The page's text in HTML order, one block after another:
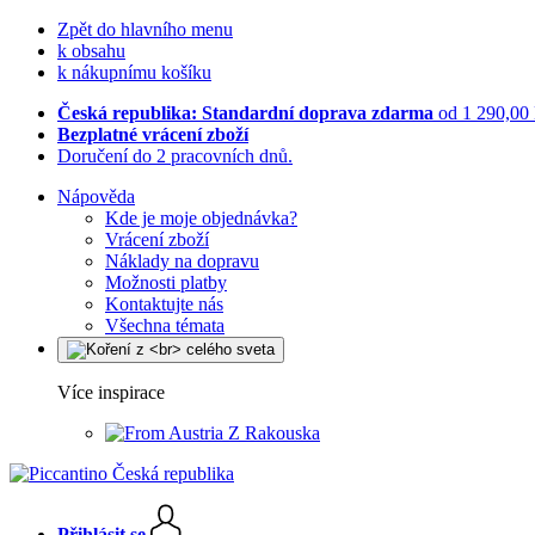
Zpět do hlavního menu
k obsahu
k nákupnímu košíku
Česká republika: Standardní doprava zdarma od 1 290,00
Bezplatné vrácení zboží
Doručení do 2 pracovních dnů.
Nápověda
Kde je moje objednávka?
Vrácení zboží
Náklady na dopravu
Možnosti platby
Kontaktujte nás
Všechna témata
Více inspirace
Z Rakouska